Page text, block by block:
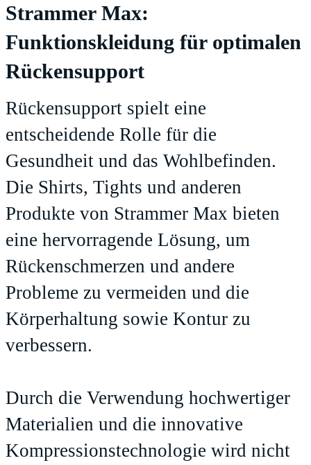
Strammer Max:
Funktionskleidung für optimalen
Rückensupport
Rückensupport spielt eine
entscheidende Rolle für die
Gesundheit und das Wohlbefinden.
Die Shirts, Tights und anderen
Produkte von Strammer Max bieten
eine hervorragende Lösung, um
Rückenschmerzen und andere
Probleme zu vermeiden und die
Körperhaltung sowie Kontur zu
verbessern.
Durch die Verwendung hochwertiger
Materialien und die innovative
Kompressionstechnologie wird nicht